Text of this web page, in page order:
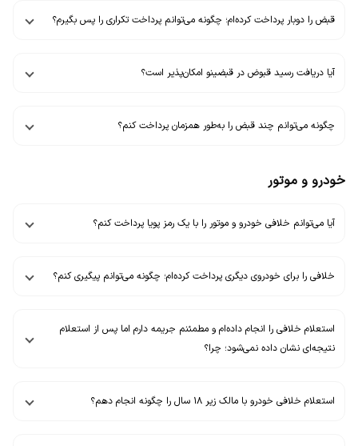
قبض را دوبار پرداخت کرده‌ام؛ چگونه می‌توانم پرداخت تکراری را پس بگیرم؟
آيا دریافت رسید قبوض در قبضینو امکان‌پذیر است؟
چگونه می‌توانم چند قبض را به‌طور همزمان پرداخت کنم؟
خودرو و موتور
آیا می‌توانم خلافی خودرو و موتور را با یک رمز پویا پرداخت کنم؟
خلافی را برای خودروی دیگری پرداخت کرده‌ام؛ چگونه می‌توانم پیگیری کنم؟
استعلام خلافی را انجام داده‌ام و مطمئنم جریمه دارم اما پس از استعلام
نتیجه‌ای نشان داده نمی‌شود؛ چرا؟
استعلام خلافی خودرو با مالک زیر ۱۸ سال را چگونه انجام دهم؟